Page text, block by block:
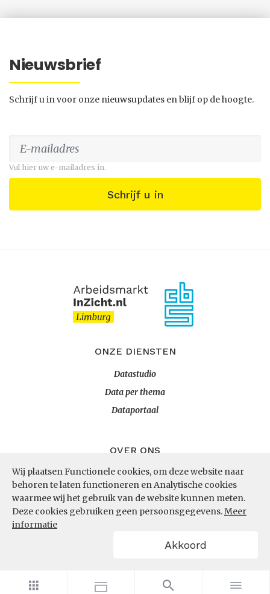
Wij plaatsen Functionele cookies, om deze website naar
behoren te laten functioneren en Analytische cookies
waarmee wij het gebruik van de website kunnen meten.
Deze cookies gebruiken geen persoonsgegevens.Meer
informatie
Akkoord
Nieuwsbrief
Schrijf u in voor onze nieuwsupdates en blijf op de hoogte.
Vul hier uw e-mailadres in.
Schrijf u in
ONZE DIENSTEN
Datastudio
Data per thema
Dataportaal
OVER ONS
InZicht
Contact